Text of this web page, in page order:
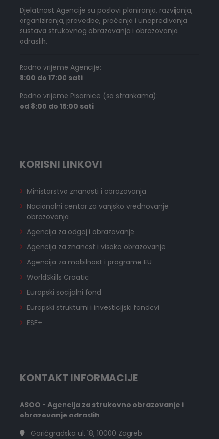
Djelatnost Agencije su poslovi planiranja, razvijanja,
organiziranja, provedbe, praćenja i unapređivanja
sustava strukovnog obrazovanja i obrazovanja
odraslih.
Radno vrijeme Agencije:
8:00 do 17:00 sati
Radno vrijeme Pisarnice (sa strankama):
od 8:00 do 15:00 sati
KORISNI LINKOVI
Ministarstvo znanosti i obrazovanja
Nacionalni centar za vanjsko vrednovanje
obrazovanja
Agencija za odgoj i obrazovanje
Agencija za znanost i visoko obrazovanje
Agencija za mobilnost i programe EU
WorldSkills Croatia
Europski socijalni fond
Europski strukturni i investicijski fondovi
ESF+
KONTAKT INFORMACIJE
ASOO - Agencija za strukovno obrazovanje i
obrazovanje odraslih
Garićgradska ul. 18, 10000 Zagreb